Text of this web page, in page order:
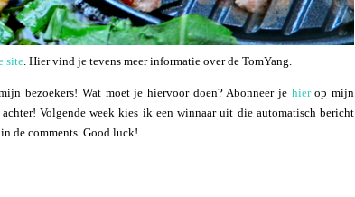
site . Hier vind je tevens meer informatie over de TomYang.
bezoekers! Wat moet je hiervoor doen? Abonneer je hierop mijn
Volgende week kies ik een winnaar uit die automatisch bericht
de comments. Good luck!